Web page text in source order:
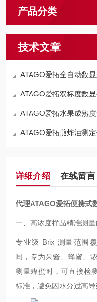
产品分类
技术文章
ATAGO爱拓全自动数
ATAGO爱拓双标度数
ATAGO爱拓水果成熟度无
ATAGO爱拓煎炸油测
详细介绍 在线留言
代理ATAGO爱拓便携式
一、高浓度样品精准测量
专业级 Brix 测量范围
间，专为果酱、蜂蜜、
测量蜂蜜时，可直接检
标准，避免因水分过高导